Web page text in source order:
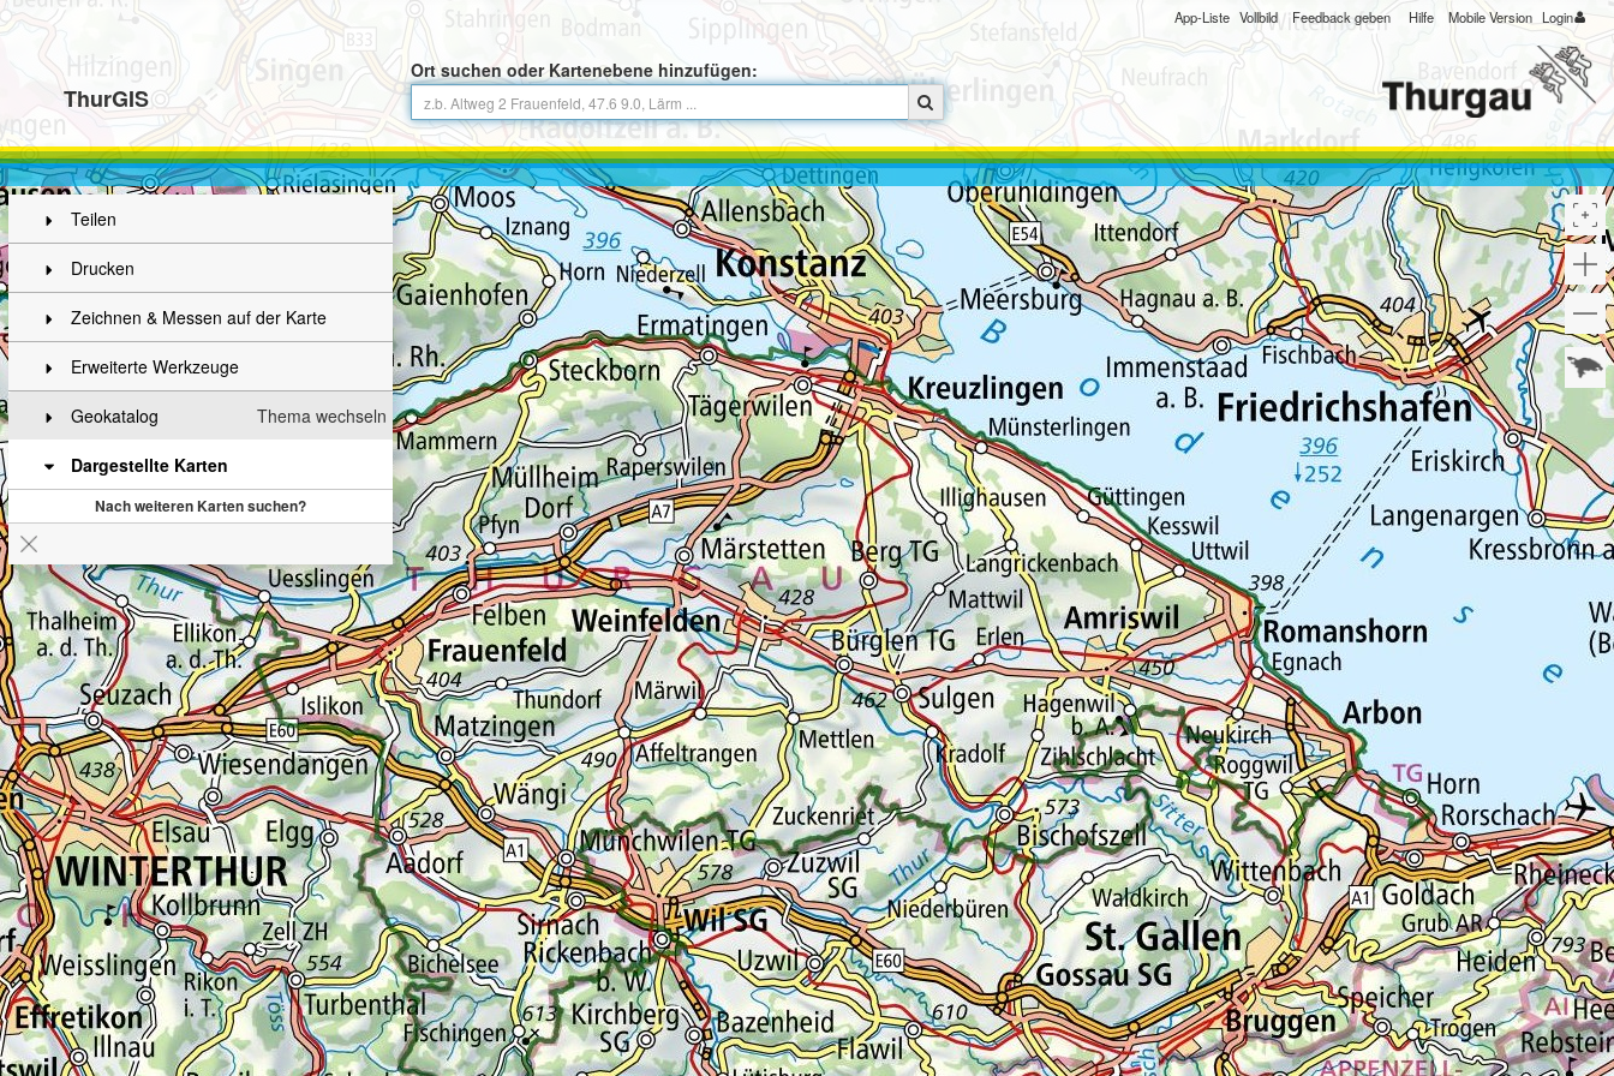
ThurGIS
Ort suchen oder Kartenebene hinzufügen:
App-Liste Vollbild Feedback geben Hilfe Mobile Version Login
Teilen
Drucken
Zeichnen & Messen auf der Karte
Erweiterte Werkzeuge
Thema wechseln
Geokatalog
Dargestellte Karten
Nach weiteren Karten suchen?